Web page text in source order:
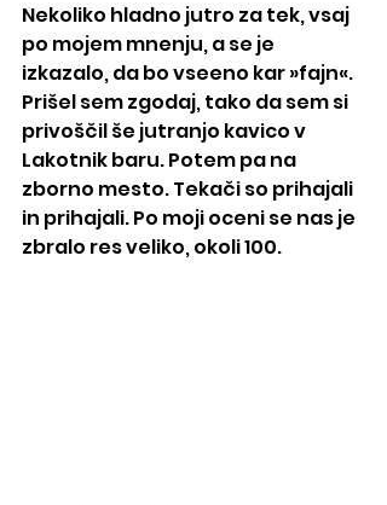
Nekoliko hladno jutro za tek, vsaj
po mojem mnenju, a se je
izkazalo, da bo vseeno kar »fajn«.
Prišel sem zgodaj, tako da sem si
privoščil še jutranjo kavico v
Lakotnik baru. Potem pa na
zborno mesto. Tekači so prihajali
in prihajali. Po moji oceni se nas je
zbralo res veliko, okoli 100.